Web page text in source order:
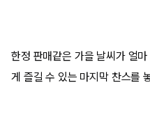
한정 판매같은 가을 날씨가 얼
게 즐길 수 있는 마지막 찬스를